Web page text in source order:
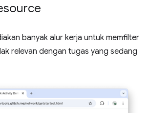
banyak alur kerja untuk memfilter
relevan dengan tugas yang sedang